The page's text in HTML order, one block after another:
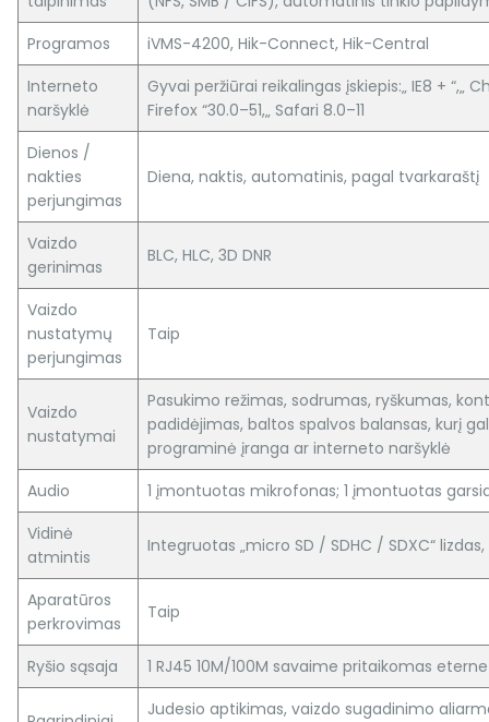
Programos
iVMS-4200, Hik-Connect, Hik-Central
Interneto
naršyklė
Gyvai peržiūrai reikalingas įskiepis:„ IE8 + “,„
Firefox “30.0–51,„ Safari 8.0–11
Dienos /
nakties
perjungimas
Diena, naktis, automatinis, pagal tvarkaraštį
Vaizdo
gerinimas
BLC, HLC, 3D DNR
Vaizdo
nustatymų
perjungimas
Taip
Vaizdo
nustatymai
Pasukimo režimas, sodrumas, ryškumas,
padidėjimas, baltos spalvos balansas, kurį
programinė įranga ar interneto naršyklė
Audio
1 įmontuotas mikrofonas; 1 įmontuotas
Vidinė
atmintis
Integruotas „micro SD / SDHC / SDXC“ lizdas,
Aparatūros
perkrovimas
Taip
Ryšio sąsaja 1 RJ45 10M/100M savaime pritaikomas
Judesio aptikimas, vaizdo sugadinimo